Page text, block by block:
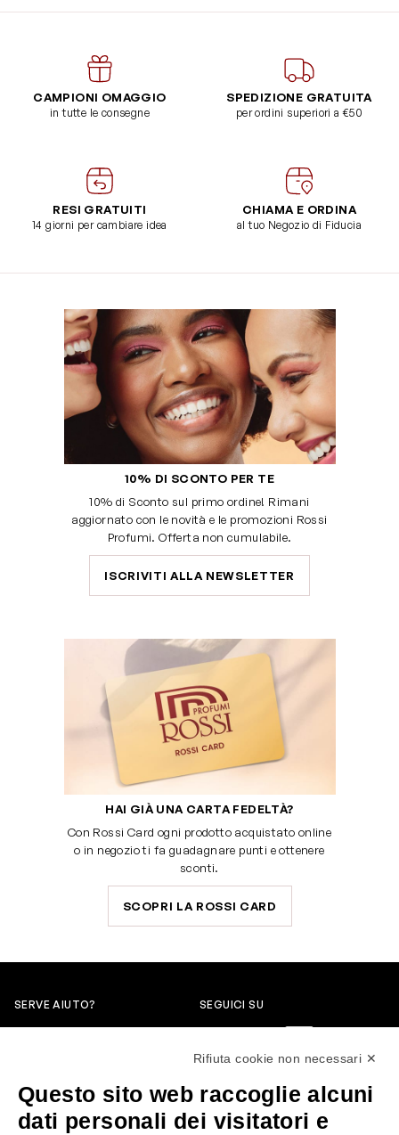
CAMPIONI OMAGGIO
in tutte le consegne
SPEDIZIONE GRATUITA
per ordini superiori a €50
RESI GRATUITI
14 giorni per cambiare idea
CHIAMA E ORDINA
al tuo Negozio di Fiducia
10% DI SCONTO PER TE
10% di Sconto sul primo ordine! Rimani
aggiornato con le novità e le promozioni Rossi
Profumi. Offerta non cumulabile.
ISCRIVITI ALLA NEWSLETTER
HAI GIÀ UNA CARTA FEDELTÀ?
Con Rossi Card ogni prodotto acquistato online
o in negozio ti fa guadagnare punti e ottenere
sconti.
SCOPRI LA ROSSI CARD
SERVE AIUTO?
servizioclienti@rossiprofumi.it
SEGUICI SU
Rifiuta cookie non necessari ✕
Questo sito web raccoglie alcuni
dati personali dei visitatori e